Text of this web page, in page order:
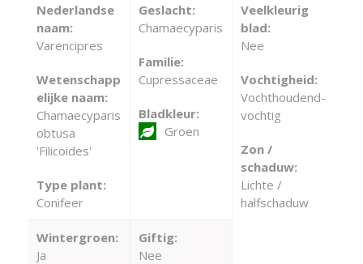
Nederlandse
naam:
Varencipres
Wetenschapp
elijke naam:
Chamaecyparis
obtusa
'Filicoides'
Type plant:
Conifeer
Geslacht:
Chamaecyparis
Familie:
Cupressaceae
Bladkleur:
Groen
Veelkleurig
blad:
Nee
Vochtigheid:
Vochthoudend-
vochtig
Zon /
schaduw:
Lichte /
halfschaduw
Wintergroen:
Ja
Giftig:
Nee